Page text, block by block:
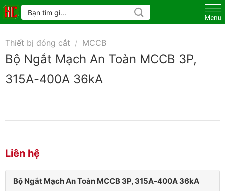
Skip
to
Tìm
kiếm:
Thiết bị đóng cắt / MCCB
Bộ Ngắt Mạch An Toàn MCCB 3P,
315A-400A 36kA
Liên hệ
Bộ Ngắt Mạch An Toàn MCCB 3P, 315A-400A 36kA